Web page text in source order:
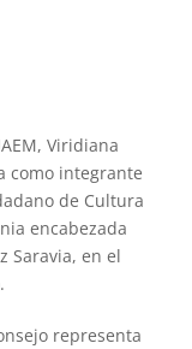
Viridiana
como integrante
de Cultura
encabezada
Saravia, en el
representa